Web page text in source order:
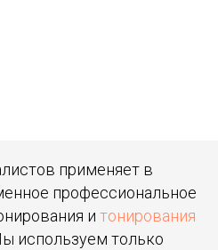
применяет в
профессиональное
и тонирования
используем только